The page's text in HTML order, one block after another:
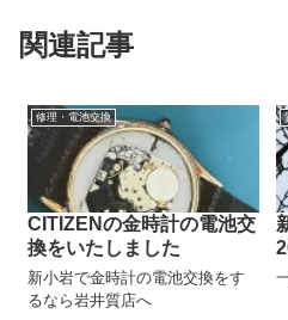
関連記事
修理・電池交換
CITIZENの金時計の電池交
換をいたしました
新小岩で金時計の電池交換をす
るなら岩井質店へ